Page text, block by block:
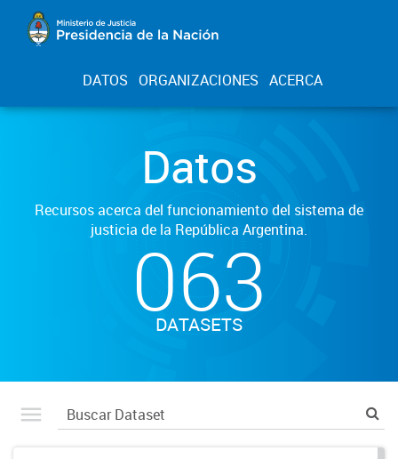
DATOS ORGANIZACIONES ACERCA
Datos
Recursos acerca del funcionamiento del sistema de
justicia de la República Argentina.
063
DATASETS